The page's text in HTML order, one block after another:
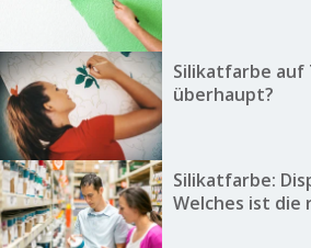
Silikatfarbe auf
überhaupt?
Silikatfarbe:
Welches ist die